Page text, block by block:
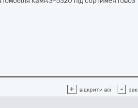
+ відкрити всі -